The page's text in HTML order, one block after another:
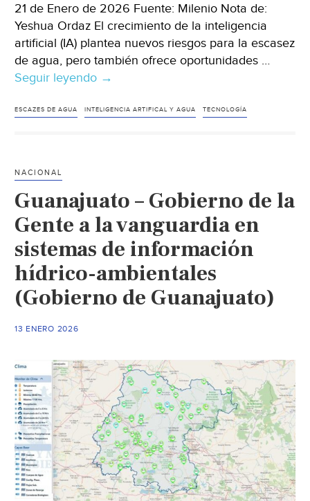
21 de Enero de 2026 Fuente: Milenio Nota de:
Yeshua Ordaz El crecimiento de la inteligencia
artificial (IA) plantea nuevos riesgos para la escasez
de agua, pero también ofrece oportunidades …
Seguir leyendo México-
artificial
de
según
estudio
de
(Milenio)
→
ESCAZES DE AGUA INTELIGENCIA ARTIFICAL Y AGUA TECNOLOGÍA
NACIONAL
Guanajuato – Gobierno de la
Gente a la vanguardia en
sistemas de información
hídrico-ambientales
(Gobierno de Guanajuato)
13 ENERO 2026